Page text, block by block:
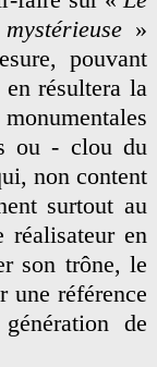
»
pouvant
résultera la
ou - clou du
non content
surtout au
en
son trône, le
une référence
de